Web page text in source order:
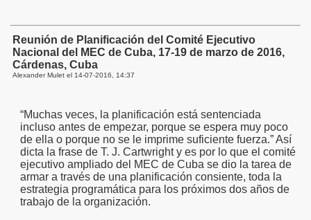
Reunión de Planificación del Comité Ejecutivo
Nacional del MEC de Cuba, 17-19 de marzo de 2016,
Cárdenas, Cuba
Alexander Mulet el 14-07-2016, 14:37
“Muchas veces, la planificación está sentenciada
incluso antes de empezar, porque se espera muy poco
de ella o porque no se le imprime suficiente fuerza.” Así
dicta la frase de T. J. Cartwright y es por lo que el comité
ejecutivo ampliado del MEC de Cuba se dio la tarea de
armar a través de una planificación consiente, toda la
estrategia programática para los próximos dos años de
trabajo de la organización.